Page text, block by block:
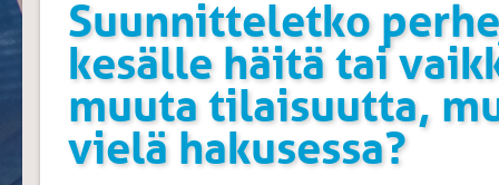
Suunnitteletko
kesälle häitä tai
muuta tilaisuutta,
vielä hakusessa?